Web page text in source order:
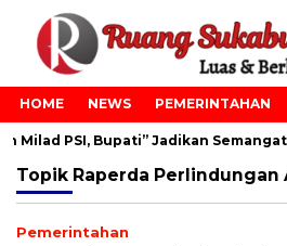
HOME NEWS PEMERINTAHAN
Milad PSI, Bupati” Jadikan
Topik Raperda Perlindungan
Pemerintahan